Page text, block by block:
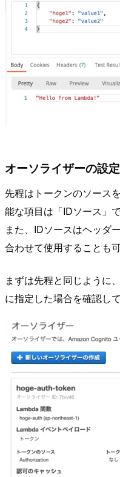
オーソライザーの設定
先程はトークンのソース
能な項目は「IDソース」で
また、IDソースはヘッダ
合わせて使用することも可
まずは先程と同じように
に指定した場合を確認し